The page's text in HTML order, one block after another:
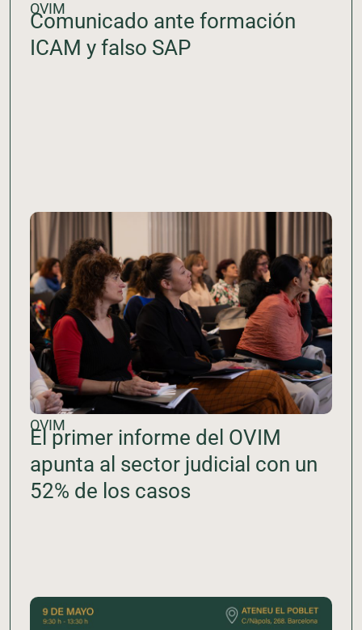
OVIM
Comunicado ante formación
ICAM y falso SAP
OVIM
El primer informe del OVIM
apunta al sector judicial con un
52% de los casos